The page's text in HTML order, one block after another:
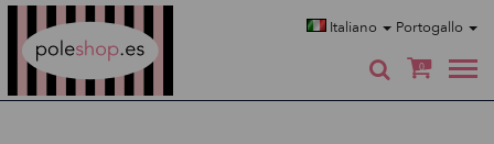
Italiano Portogallo
0